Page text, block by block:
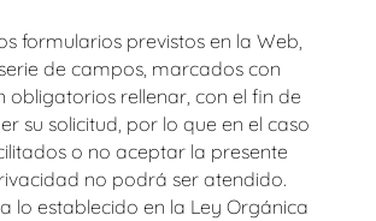
formularios previstos en la Web,
de campos, marcados con
obligatorios rellenar, con el fin de
su solicitud, por lo que en el caso
o no aceptar la presente
no podrá ser atendido.
lo establecido en la Ley Orgánica